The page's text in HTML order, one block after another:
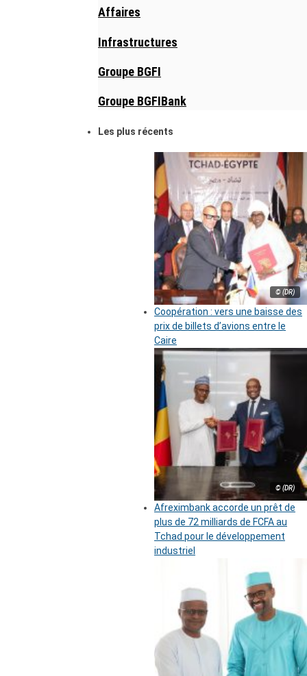
Affaires
Infrastructures
Groupe BGFI
Groupe BGFIBank
Les plus récents
© (DR)
Coopération : vers une baisse des
prix de billets d’avions entre le
Caire
© (DR)
Afreximbank accorde un prêt de
plus de 72 milliards de FCFA au
Tchad pour le développement
industriel